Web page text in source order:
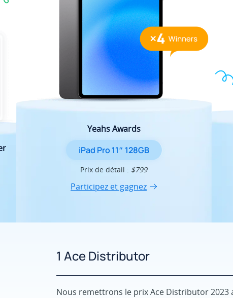
Yeahs Awards
iPad Pro 11″ 128GB
Prix de détail : $799
Participez et gagnez
1 Ace Distributor
Nous remettrons le prix Ace Distributor